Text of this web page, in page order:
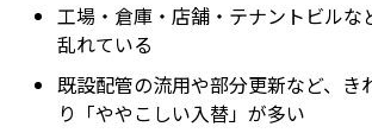
工場・倉庫・店舗・テナントビルな
乱れている
既設配管の流用や部分更新など、き
り「ややこしい入替」が多い